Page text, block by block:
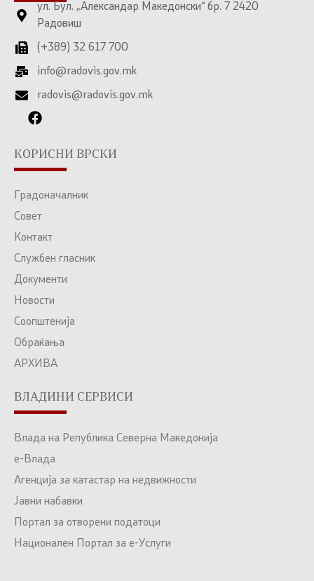
ул. Бул. „Александар Македонски“ бр. 7 2420
Радовиш
(+389) 32 617 700
info@radovis.gov.mk
radovis@radovis.gov.mk
КОРИСНИ ВРСКИ
Градоначалник
Совет
Контакт
Службен гласник
Документи
Новости
Соопштенија
Обраќања
АРХИВА
ВЛАДИНИ СЕРВИСИ
Влада на Република Северна Македонија
е-Влада
Агенција за катастар на недвижности
Јавни набавки
Портал за отворени податоци
Национален Портал за е-Услуги